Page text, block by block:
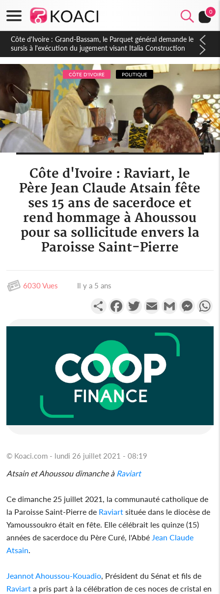
0
Côte d'Ivoire : Indépendance à Dakpadou, la sous-préfète
Hôma Viviane Manissan appelle à une appropriation locale du
PND 2026-2030
CÔTE D'IVOIRE POLITIQUE
Côte d'Ivoire : Raviart, le
Père Jean Claude Atsain fête
ses 15 ans de sacerdoce et
rend hommage à Ahoussou
pour sa sollicitude envers la
Paroisse Saint-Pierre
6030 Vues Il y a 5 ans
PartagerFacebookTwitterEmail Gmail
© Koaci.com - lundi 26 juillet 2021 - 08:19
Atsain et Ahoussou dimanche à Raviart
Ce dimanche 25 juillet 2021, la communauté catholique de
la Paroisse Saint-Pierre de Raviart située dans le diocèse de
Yamoussoukro était en fête. Elle célébrait les quinze (15)
années de sacerdoce du Père Curé, l'Abbé Jean Claude
Atsain
Jeannot Ahoussou-Kouadio , Président du Sénat et fils de
Raviart a pris part à la célébration de ces noces de cristal en